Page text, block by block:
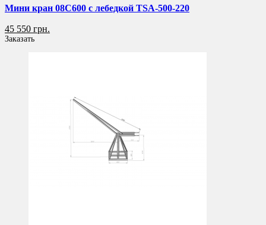
Мини кран 08C600 с лебедкой TSA-500-220
45 550 грн.
Заказать